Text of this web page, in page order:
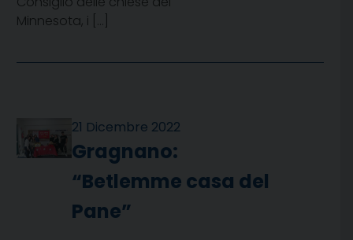
Minnesota, i […]
21 Dicembre 2022
Gragnano:
“Betlemme casa del
Pane”